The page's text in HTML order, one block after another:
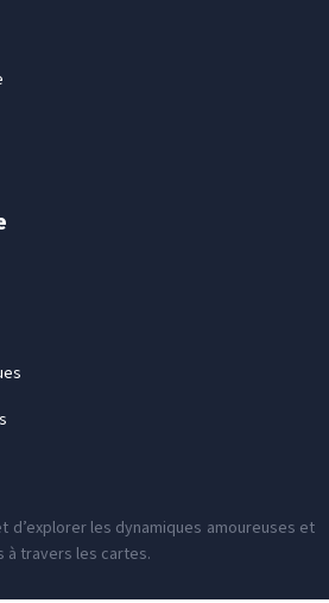
d’explorer les dynamiques amoureuses et
à travers les cartes.